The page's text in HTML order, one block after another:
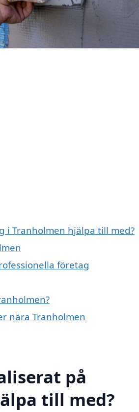
i Tranholmen hjälpa till med?
företag
nära Tranholmen
på
till med?